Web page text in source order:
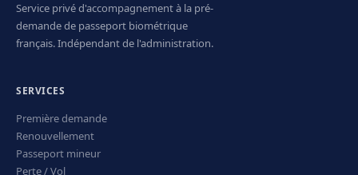
Service privé d'accompagnement à la pré-
demande de passeport biométrique
français. Indépendant de l'administration.
SERVICES
Première demande
Renouvellement
Passeport mineur
Perte / Vol